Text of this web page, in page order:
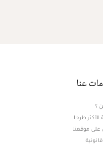
عنا
؟
الأكثر طرحا
على موقعنا